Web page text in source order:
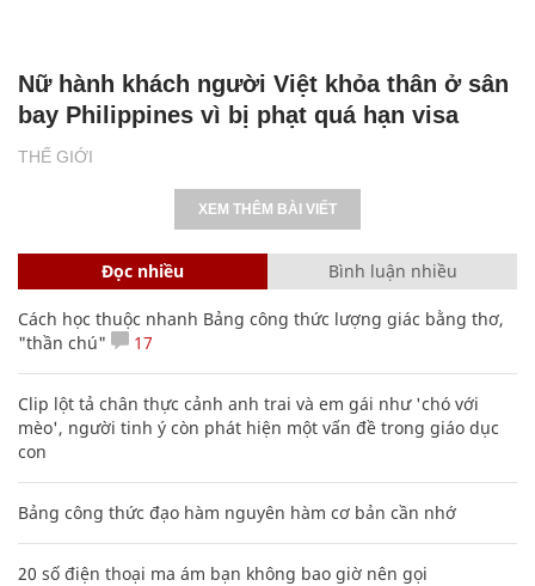
THẾ GIỚI
Nữ hành khách người Việt khỏa thân ở sân
bay Philippines vì bị phạt quá hạn visa
XEM THÊM BÀI VIẾT
Đọc nhiều Bình luận nhiều
Cách học thuộc nhanh Bảng công thức lượng giác bằng thơ,
"thần chú"
17
Clip lột tả chân thực cảnh anh trai và em gái như 'chó với
mèo', người tinh ý còn phát hiện một vấn đề trong giáo dục
con
Bảng công thức đạo hàm nguyên hàm cơ bản cần nhớ
20 số điện thoại ma ám bạn không bao giờ nên gọi